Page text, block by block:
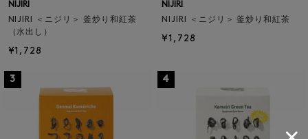
NIJIRI
NIJIRI ＜ニジリ＞ 釜炒り和紅茶
（水出し）
¥1,728
NIJIRI
NIJIRI ＜ニジリ＞ 釜炒り和紅茶
¥1,728
3 4